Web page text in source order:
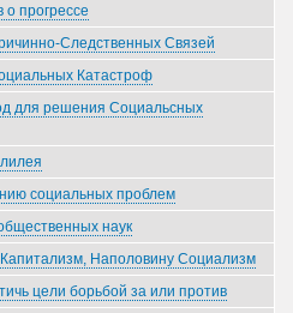
прогрессе
Следственных Связей
Катастроф
для решения Социальсных
социальных проблем
наук
Наполовину Социализм
цели борьбой за или против